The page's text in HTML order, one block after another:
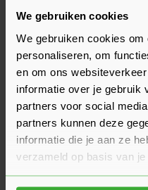
We gebruiken cookies
We gebruiken cookies
personaliseren, om
en om ons
informatie over je gebruik
partners voor social
partners kunnen deze
informatie die je aan ze
verzameld op basis van
voor je op een rij gezet
gerust contact op met een
graag verder!
Stel je vraag
Heeft het zin om een